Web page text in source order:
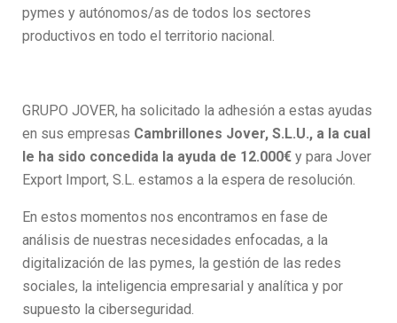
pymes y autónomos/as de todos los sectores
productivos en todo el territorio nacional.
GRUPO JOVER, ha solicitado la adhesión a estas ayudas
en sus empresas Cambrillones Jover, S.L.U., a la cual
le ha sido concedida la ayuda de 12.000€y para Jover
Export Import, S.L. estamos a la espera de resolución.
En estos momentos nos encontramos en fase de
análisis de nuestras necesidades enfocadas, a la
digitalización de las pymes, la gestión de las redes
sociales, la inteligencia empresarial y analítica y por
supuesto la ciberseguridad.